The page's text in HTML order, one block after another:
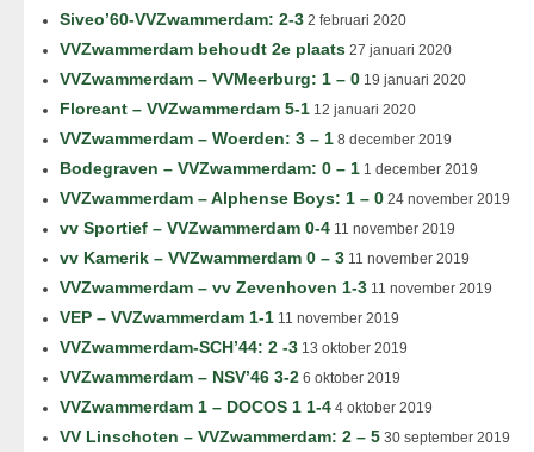
Siveo’60-VVZwammerdam: 2-3 2 februari 2020
VVZwammerdam behoudt 2e plaats 27 januari 2020
VVZwammerdam – VVMeerburg: 1 – 0 19 januari 2020
Floreant – VVZwammerdam 5-1 12 januari 2020
VVZwammerdam – Woerden: 3 – 1 8 december 2019
Bodegraven – VVZwammerdam: 0 – 1 1 december 2019
VVZwammerdam – Alphense Boys: 1 – 0 24 november 2019
vv Sportief – VVZwammerdam 0-4 11 november 2019
vv Kamerik – VVZwammerdam 0 – 3 11 november 2019
VVZwammerdam – vv Zevenhoven 1-3 11 november 2019
VEP – VVZwammerdam 1-1 11 november 2019
VVZwammerdam-SCH’44: 2 -3 13 oktober 2019
VVZwammerdam – NSV’46 3-2 6 oktober 2019
VVZwammerdam 1 – DOCOS 1 1-4 4 oktober 2019
VV Linschoten – VVZwammerdam: 2 – 5 30 september 2019